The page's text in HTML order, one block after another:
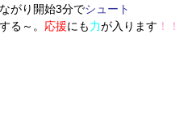
がり開始3分でシュート
る～。 応援にも力が入ります ！！